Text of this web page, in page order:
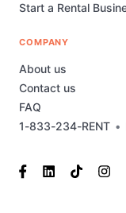
1-833-234-RENT •
Start a Rental
COMPANY
About us
Contact us
FAQ